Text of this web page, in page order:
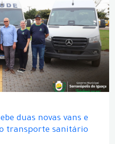
duas novas vans e
transporte sanitário